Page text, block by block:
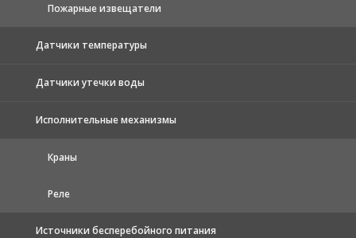
Пожарные извещатели
Датчики температуры
Датчики утечки воды
Исполнительные механизмы
Краны
Реле
Источники бесперебойного питания